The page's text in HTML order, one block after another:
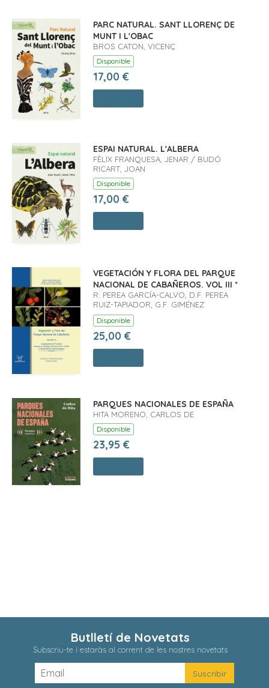
PARC NATURAL. SANT LLORENÇ DE
MUNT I L'OBAC
BROS CATON, VICENÇ
Disponible
17,00 €
ESPAI NATURAL. L'ALBERA
FÈLIX FRANQUESA, JENAR / BUDÓ
RICART, JOAN
Disponible
17,00 €
VEGETACIÓN Y FLORA DEL PARQUE
NACIONAL DE CABAÑEROS. VOL III *
R. PEREA GARCÍA-CALVO, D.F. PEREA
RUIZ-TAPIADOR, G.F. GIMÉNEZ
VELASCO
Disponible
25,00 €
PARQUES NACIONALES DE ESPAÑA
HITA MORENO, CARLOS DE
Disponible
23,95 €
Butlletí de Novetats
Subscriu-te i estaràs al corrent de les nostres novetats